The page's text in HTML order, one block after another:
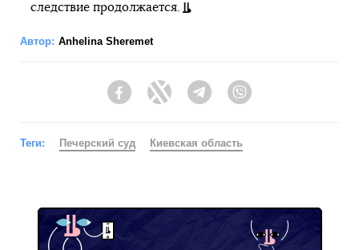
следствие продолжается.
Автор: Anhelina Sheremet
FacebookTwitter Telegram
Теги: Печерский суд Киевская область